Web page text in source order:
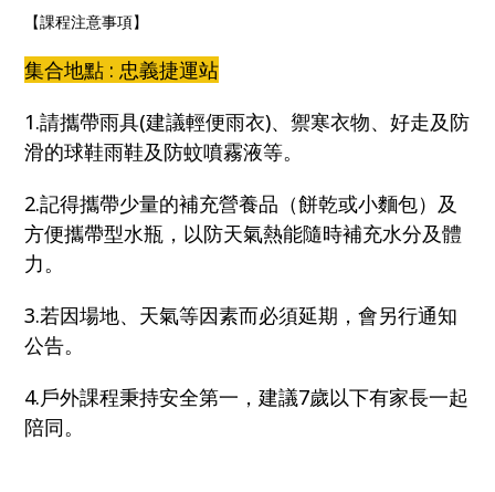
【課程注意事項】
集合地點 : 忠義捷運站
1.請攜帶雨具(建議輕便雨衣)、禦寒衣物、好走及防
滑的球鞋雨鞋及防蚊噴霧液等。
2.記得攜帶少量的補充營養品（餅乾或小麵包）及
方便攜帶型水瓶，以防天氣熱能隨時補充水分及體
力。
3.若因場地、天氣等因素而必須延期，會另行通知
公告。
4.戶外課程秉持安全第一，建議7歲以下有家長一起
陪同。